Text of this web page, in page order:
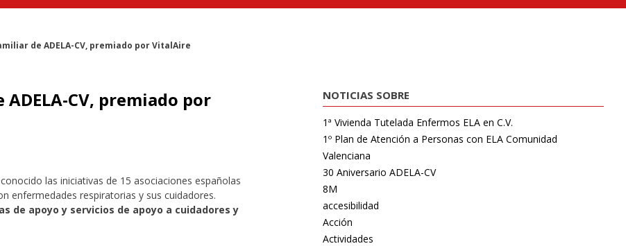
de ADELA-CV, premiado por VitalAire
CV, premiado por
las iniciativas de 15 asociaciones españolas
enfermedades respiratorias y sus cuidadores.
de apoyo y servicios de apoyo a cuidadores y
NOTICIAS SOBRE
1ª Vivienda Tutelada Enfermos ELA en C.V.
1º Plan de Atención a Personas con ELA Comunidad
Valenciana
30 Aniversario ADELA-CV
8M
accesibilidad
Acción
Actividades